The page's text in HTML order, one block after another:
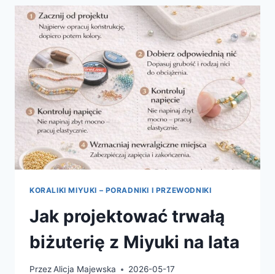
MIYUKI
JEDNYM
PROJEKCIE.
KORALIKI MIYUKI – PORADNIKI I PRZEWODNIKI
Jak projektować trwałą
biżuterię z Miyuki na lata
PrzezAlicja Majewska 2026-05-17